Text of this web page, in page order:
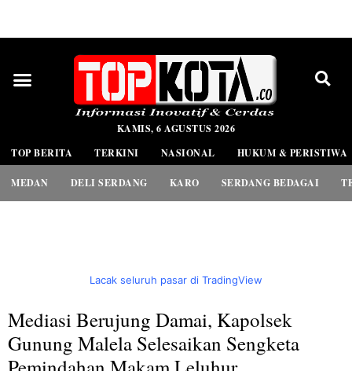
KAMIS, 6 AGUSTUS 2026
TOP BERITA
TERKINI NASIONAL HUKUM & PERISTIWA
MEDAN DELI SERDANG KARO SERDANG BEDAGAI
Lacak seluruh pasar di TradingView
Mediasi Berujung Damai, Kapolsek
Gunung Malela Selesaikan Sengketa